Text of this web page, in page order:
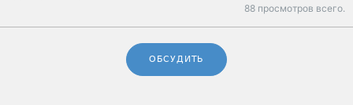
88 просмотров всего.
ОБСУДИТЬ